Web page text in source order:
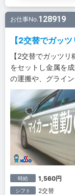
お仕事No.128919
【2交替でガッ
【2交替でガッツ
をセットし金属を
の運搬や、グライ
時給 1,560円
シフト 2交替